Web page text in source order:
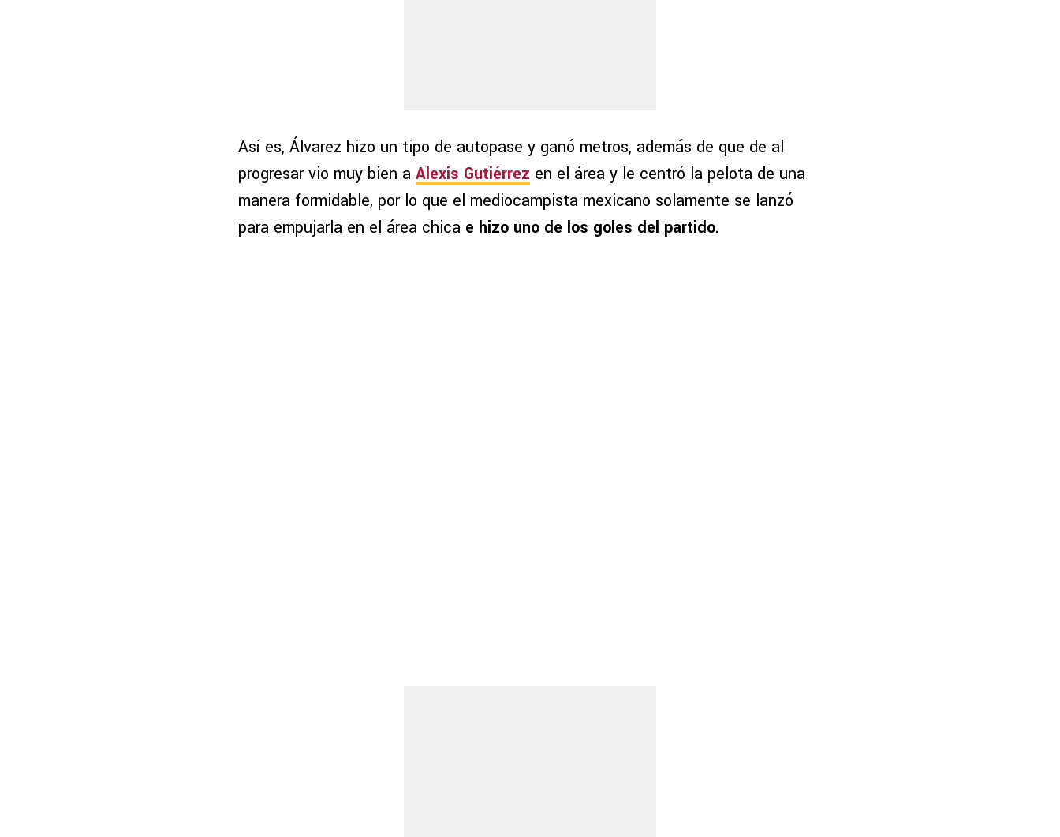
Así es, Álvarez hizo un tipo de autopase y ganó metros, además de que de al
progresar vio muy bien a Alexis Gutiérrez en el área y le centró la pelota de una
manera formidable, por lo que el mediocampista mexicano solamente se lanzó
para empujarla en el área chica e hizo uno de los goles del partido.